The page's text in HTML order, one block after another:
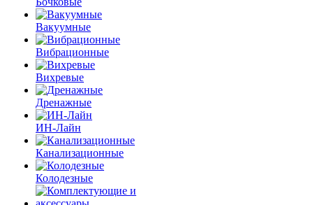
Вакуумные
Вибрационные
Вихревые
Дренажные
ИН-Лайн
Канализационные
Колодезные